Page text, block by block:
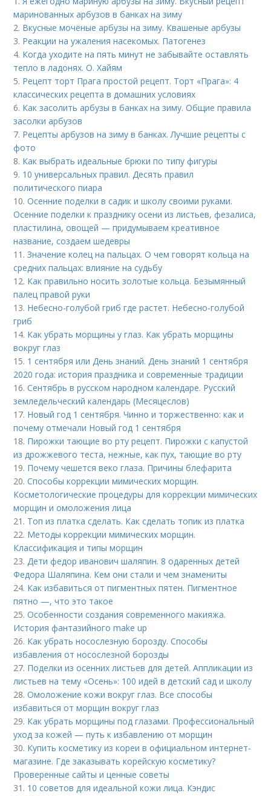
маринованных арбузов в банках на зиму
2. Вкусные мочёные арбузы на зиму. Квашеные арбузы
3. Реакции на ужаления насекомых. Патогенез
4. Когда уходите на пять минут не забывайте оставлять
тепло в ладонях. О. Хайям
5. Рецепт торт Прага простой рецепт. Торт «Прага»: 4
классических рецепта в домашних условиях
6. Как засолить арбузы в банках на зиму. Общие правила
засолки арбузов
7. Рецепты арбузов на зиму в банках. Лучшие рецепты с
фото
8. Как выбрать идеальные брюки по типу фигуры
9. 10 универсальных правил. Десять правил
политического пиара
10.Осенние поделки в садик и школу своими руками.
Осенние поделки к празднику осени из листьев, фезалиса,
пластилина, овощей — придумываем креативное
название, создаем шедевры
11.Значение колец на пальцах. О чем говорят кольца на
средних пальцах: влияние на судьбу
12. Как правильно носить золотые кольца. Безымянный
палец правой руки
13. Небесно-голубой гриб где растет. Небесно-голубой
гриб
14. Как убрать морщины у глаз. Как убрать морщины
вокруг глаз
15. 1 сентября или День знаний. День знаний 1 сентября
2020 года: история праздника и современные традиции
16.Сентябрь в русском народном календаре. Русский
земледельческий календарь (Месяцеслов)
17. Новый год 1 сентября. Чинно и торжественно: как и
почему отмечали Новый год 1 сентября
18. Пирожки тающие во рту рецепт. Пирожки с капустой
из дрожжевого теста, нежные, как пух, тающие во рту
19. Почему чешется веко глаза. Причины блефарита
20.Способы коррекции мимических морщин.
Косметологические процедуры для коррекции мимических
морщин и омоложения лица
21. Топ из платка сделать. Как сделать топик из платка
22. Методы коррекции мимических морщин.
Классификация и типы морщин
23.Дети федор иванович шаляпин. 8 одаренных детей
Федора Шаляпина. Кем они стали и чем знамениты
24. Как избавиться от пигментных пятен. Пигментное
пятно —, что это такое
25.Особенности создания современного макияжа.
История фантазийного make up
26. Как убрать носослезную борозду. Способы
избавления от носослезной борозды
27. Поделки из осенних листьев для детей. Аппликации из
листьев на тему «Осень»: 100 идей в детский сад и школу
28.Омоложение кожи вокруг глаз. Все способы
избавиться от морщин вокруг глаз
29. Как убрать морщины под глазами. Профессиональный
уход за кожей — путь к избавлению от морщин
30. Купить косметику из кореи в официальном интернет-
магазине. Где заказывать корейскую косметику?
Проверенные сайты и ценные советы
31. 10 советов для идеальной кожи лица. Кэндис